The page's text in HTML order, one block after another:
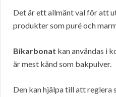
Det är ett allmänt val för att
produkter som puré och
Bikarbonat kan användas i
är mest känd som bakpulver.
Den kan hjälpa till att reglera